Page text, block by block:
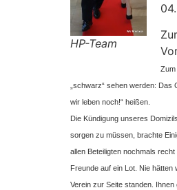
HP-Team
Zum
„schwarz“ sehen werden:
wir leben noch!“ heißen.
Die Kündigung unseres
sorgen zu müssen, brachte
allen Beteiligten nochmals
Freunde auf ein Lot. Nie
Verein zur Seite standen.